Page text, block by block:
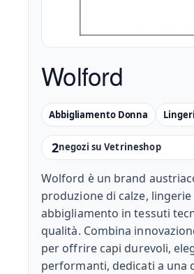
Wolford
2negozi su Vetrineshop
Abbigliamento Donna
Wolford è un brand
produzione di calze, lingerie
abbigliamento in tessuti
qualità. Combina
per offrire capi durevoli,
performanti, dedicati a una